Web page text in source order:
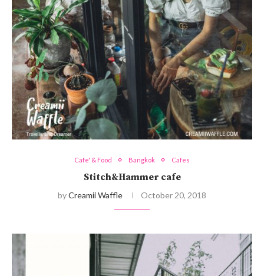
Cafe' & Food Bangkok Cafes
Stitch&Hammer cafe
byCreamii Waffle October 20, 2018